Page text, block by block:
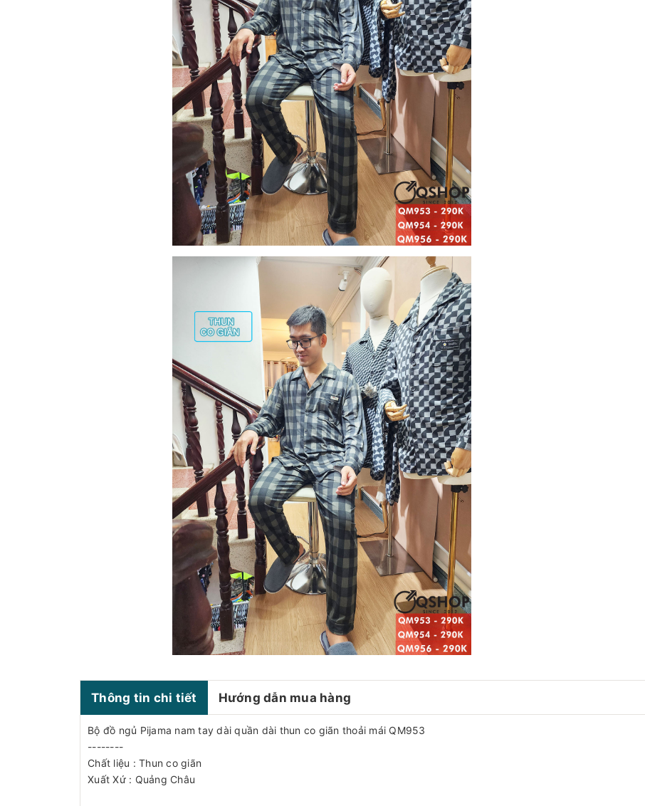
Thông tin chi tiết Hướng dẫn mua hàng
Bộ đồ ngủ Pijama nam tay dài quần dài thun co giãn thoải mái QM953
--------
Chất liệu : Thun co giãn
Xuất Xứ : Quảng Châu